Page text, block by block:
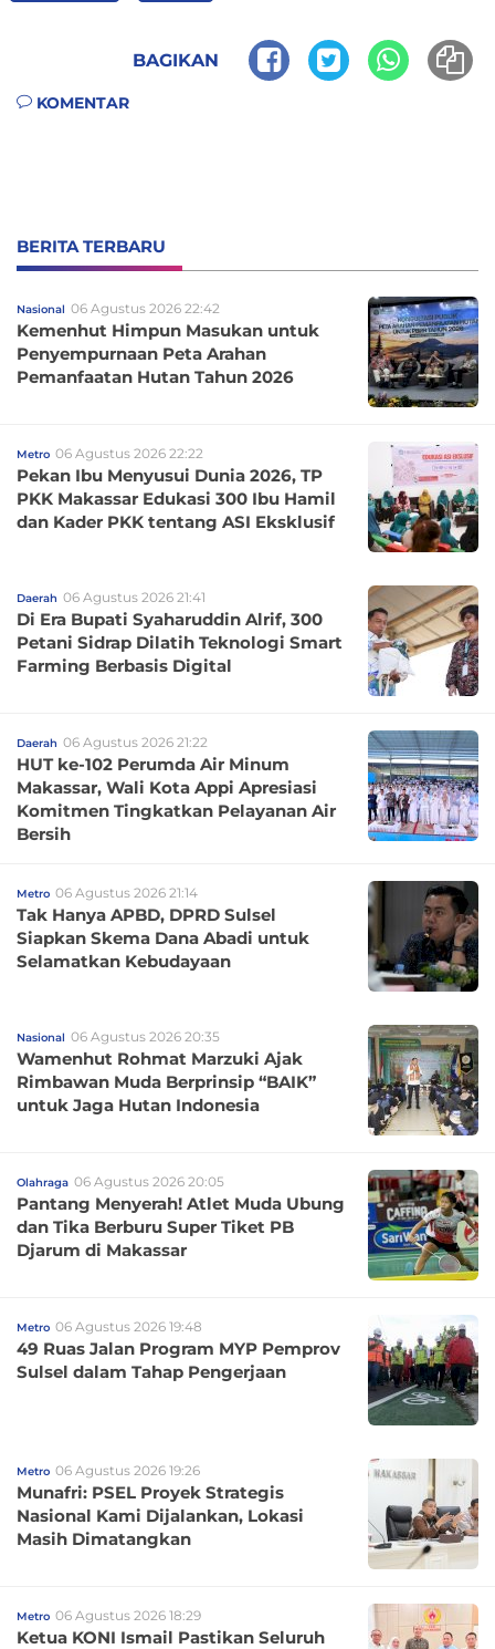
BAGIKAN
KOMENTAR
BERITA TERBARU
Nasional 06 Agustus 2026 22:42
Kemenhut Himpun Masukan untuk
Penyempurnaan Peta Arahan
Pemanfaatan Hutan Tahun 2026
Metro 06 Agustus 2026 22:22
Pekan Ibu Menyusui Dunia 2026, TP
PKK Makassar Edukasi 300 Ibu Hamil
dan Kader PKK tentang ASI Eksklusif
Daerah 06 Agustus 2026 21:41
Di Era Bupati Syaharuddin Alrif, 300
Petani Sidrap Dilatih Teknologi Smart
Farming Berbasis Digital
Daerah 06 Agustus 2026 21:22
HUT ke-102 Perumda Air Minum
Makassar, Wali Kota Appi Apresiasi
Komitmen Tingkatkan Pelayanan Air
Bersih
Metro 06 Agustus 2026 21:14
Tak Hanya APBD, DPRD Sulsel
Siapkan Skema Dana Abadi untuk
Selamatkan Kebudayaan
Nasional 06 Agustus 2026 20:35
Wamenhut Rohmat Marzuki Ajak
Rimbawan Muda Berprinsip “BAIK”
untuk Jaga Hutan Indonesia
Olahraga 06 Agustus 2026 20:05
Pantang Menyerah! Atlet Muda Ubung
dan Tika Berburu Super Tiket PB
Djarum di Makassar
Metro 06 Agustus 2026 19:48
49 Ruas Jalan Program MYP Pemprov
Sulsel dalam Tahap Pengerjaan
Metro 06 Agustus 2026 19:26
Munafri: PSEL Proyek Strategis
Nasional Kami Dijalankan, Lokasi
Masih Dimatangkan
Metro 06 Agustus 2026 18:29
Ketua KONI Ismail Pastikan Seluruh